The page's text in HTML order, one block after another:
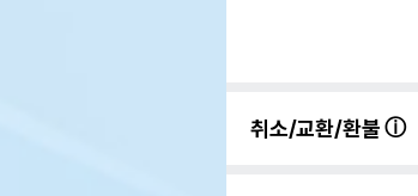
취소/교환/환불